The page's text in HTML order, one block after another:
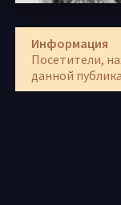
Информация
Посетители,
данной